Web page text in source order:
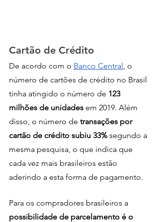
Cartão de Crédito
De acordo com o Banco Central , o
número de cartões de crédito no Brasil
tinha atingido o número de 123
milhões de unidades em 2019. Além
disso, o número de transações por
cartão de crédito subiu 33% segundo a
mesma pesquisa, o que indica que
cada vez mais brasileiros estão
aderindo a esta forma de pagamento.
Para os compradores brasileiros a
possibilidade de parcelamento é o